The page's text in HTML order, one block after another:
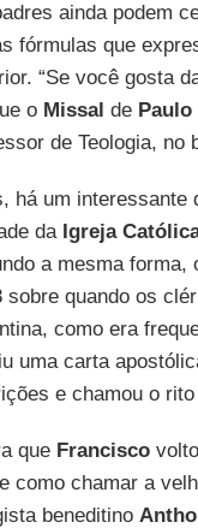
ainda podem
fórmulas que
“Se você gosta
o Missal de Paulo
de Teologia, no
há um interessante
da Igreja
a mesma forma,
sobre quando os
como era
uma carta
e chamou o
que Francisco
como chamar a
beneditino